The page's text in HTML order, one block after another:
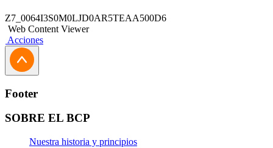
Z7_0064I3S0M0LJD0AR5TEAA500D6
Web Content Viewer
Acciones
Footer
SOBRE EL BCP
Nuestra historia y principios